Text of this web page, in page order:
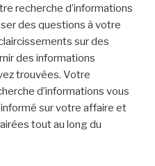
recherche d’informations
des questions à votre
sur des
des informations
trouvées. Votre
d’informations vous
sur votre affaire et
tout au long du